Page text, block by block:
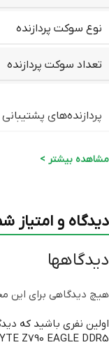
نوع سوکت پردازنده
تعداد سوکت پردازنده
پردازنده‌های
نوع حافظه
اسلات PCI EXPRESS X16
پورت USB 3.2 TYPE-C
مشاهده بیشتر >
دیدگاه و امتیاز
دیدگاهها
هیچ دیدگاهی برای
اولین نفری باشید که
Z790 EAGLE DDR5”